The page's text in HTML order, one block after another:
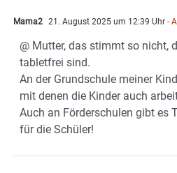
Mama2 21. August 2025 um 12:39 Uhr -
@ Mutter, das stimmt so nicht,
tabletfrei sind.
An der Grundschule meiner
mit denen die Kinder auch
Auch an Förderschulen gibt es
für die Schüler!